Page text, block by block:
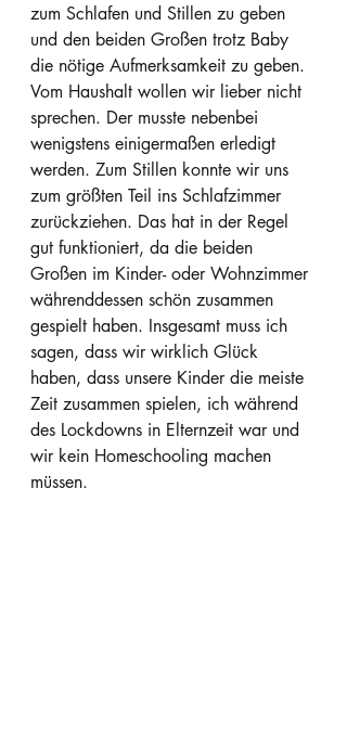
zum Schlafen und Stillen zu geben
und den beiden Großen trotz Baby
die nötige Aufmerksamkeit zu geben.
Vom Haushalt wollen wir lieber nicht
sprechen. Der musste nebenbei
wenigstens einigermaßen erledigt
werden. Zum Stillen konnte wir uns
zum größten Teil ins Schlafzimmer
zurückziehen. Das hat in der Regel
gut funktioniert, da die beiden
Großen im Kinder- oder Wohnzimmer
währenddessen schön zusammen
gespielt haben. Insgesamt muss ich
sagen, dass wir wirklich Glück
haben, dass unsere Kinder die meiste
Zeit zusammen spielen, ich während
des Lockdowns in Elternzeit war und
wir kein Homeschooling machen
müssen.